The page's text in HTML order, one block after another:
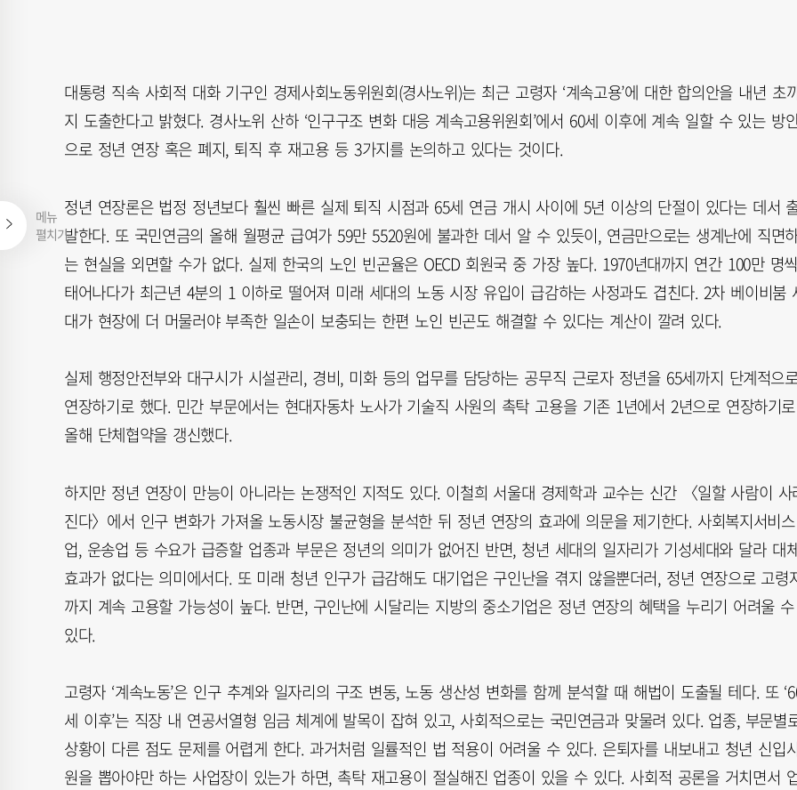
메뉴
펼치기
대통령 직속 사회적 대화 기구인 경제사회노동위원회(경사노위)는 최근 고령자 ‘계속고용’에 대한 합의안을 내년 초
지 도출한다고 밝혔다. 경사노위 산하 ‘인구구조 변화 대응 계속고용위원회’에서 60세 이후에 계속 일할 수 있는 방
으로 정년 연장 혹은 폐지, 퇴직 후 재고용 등 3가지를 논의하고 있다는 것이다.
정년 연장론은 법정 정년보다 훨씬 빠른 실제 퇴직 시점과 65세 연금 개시 사이에 5년 이상의 단절이 있다는 데서
발한다. 또 국민연금의 올해 월평균 급여가 59만 5520원에 불과한 데서 알 수 있듯이, 연금만으로는 생계난에 직면
는 현실을 외면할 수가 없다. 실제 한국의 노인 빈곤율은 OECD 회원국 중 가장 높다. 1970년대까지 연간 100만 명씩
태어나다가 최근년 4분의 1 이하로 떨어져 미래 세대의 노동 시장 유입이 급감하는 사정과도 겹친다. 2차 베이비붐
대가 현장에 더 머물러야 부족한 일손이 보충되는 한편 노인 빈곤도 해결할 수 있다는 계산이 깔려 있다.
실제 행정안전부와 대구시가 시설관리, 경비, 미화 등의 업무를 담당하는 공무직 근로자 정년을 65세까지 단계적으
연장하기로 했다. 민간 부문에서는 현대자동차 노사가 기술직 사원의 촉탁 고용을 기존 1년에서 2년으로 연장하기로
올해 단체협약을 갱신했다.
하지만 정년 연장이 만능이 아니라는 논쟁적인 지적도 있다. 이철희 서울대 경제학과 교수는 신간 〈일할 사람이 사
진다〉에서 인구 변화가 가져올 노동시장 불균형을 분석한 뒤 정년 연장의 효과에 의문을 제기한다. 사회복지서비스
업, 운송업 등 수요가 급증할 업종과 부문은 정년의 의미가 없어진 반면, 청년 세대의 일자리가 기성세대와 달라 대
효과가 없다는 의미에서다. 또 미래 청년 인구가 급감해도 대기업은 구인난을 겪지 않을뿐더러, 정년 연장으로 고령
까지 계속 고용할 가능성이 높다. 반면, 구인난에 시달리는 지방의 중소기업은 정년 연장의 혜택을 누리기 어려울 수
있다.
고령자 ‘계속노동’은 인구 추계와 일자리의 구조 변동, 노동 생산성 변화를 함께 분석할 때 해법이 도출될 테다. 또
세 이후’는 직장 내 연공서열형 임금 체계에 발목이 잡혀 있고, 사회적으로는 국민연금과 맞물려 있다. 업종, 부문별
상황이 다른 점도 문제를 어렵게 한다. 과거처럼 일률적인 법 적용이 어려울 수 있다. 은퇴자를 내보내고 청년 신입
원을 뽑아야만 하는 사업장이 있는가 하면, 촉탁 재고용이 절실해진 업종이 있을 수 있다. 사회적 공론을 거치면서